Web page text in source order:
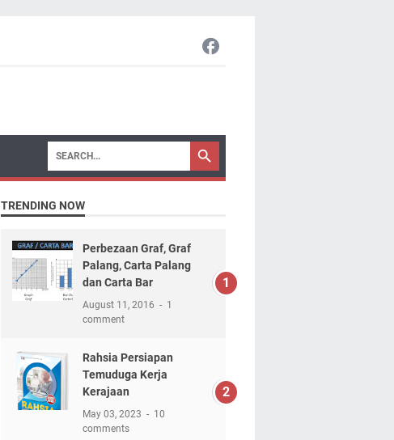
TRENDING NOW
Perbezaan Graf, Graf
Palang, Carta Palang
dan Carta Bar
August 11, 2016
1
comment
Rahsia Persiapan
Temuduga Kerja
Kerajaan
May 03, 2023
10
comments